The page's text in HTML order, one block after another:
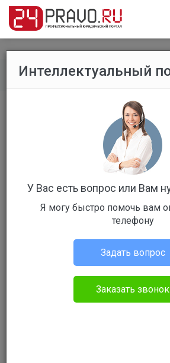
Все вопросы / Гражданское право
как платить алименты
Вопрос уже
Добрый день уважаемые
Интеллектуальный
У Вас есть вопрос или Вам
Я могу быстро помочь вам
телефону
Задать вопрос
Заказать звонок